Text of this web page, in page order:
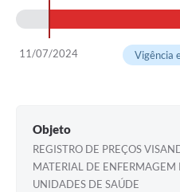
Diário Oficial
A Nossa Cidade
11/07/2024 Vigência
Objeto
REGISTRO DE PREÇOS
MATERIAL DE ENFERMAGEM
UNIDADES DE SAÚDE